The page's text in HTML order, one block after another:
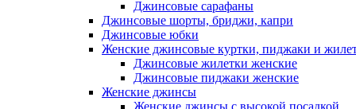
Джинсовые сарафаны
Джинсовые шорты, бриджи, капри
Джинсовые юбки
Женские джинсовые куртки, пиджаки и
Джинсовые жилетки женские
Джинсовые пиджаки женские
Женские джинсы
Женские джинсы с высокой посадкой